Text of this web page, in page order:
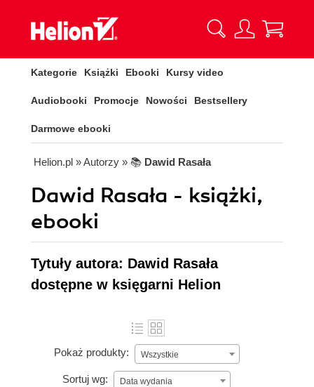
Kategorie Książki Ebooki Kursy video
Audiobooki Promocje Nowości Bestsellery
Darmowe ebooki
Helion.pl » Autorzy » 📚 Dawid Rasała
Dawid Rasała - książki,
ebooki
Tytuły autora: Dawid Rasała
dostępne w księgarni Helion
Pokaż produkty: Wszystkie
Sortuj wg: Data wydania